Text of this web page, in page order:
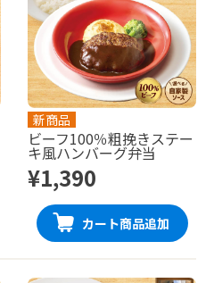
新商品
ビーフ100％粗挽きステー
キ風ハンバーグ弁当
¥1,390
カート商品追加